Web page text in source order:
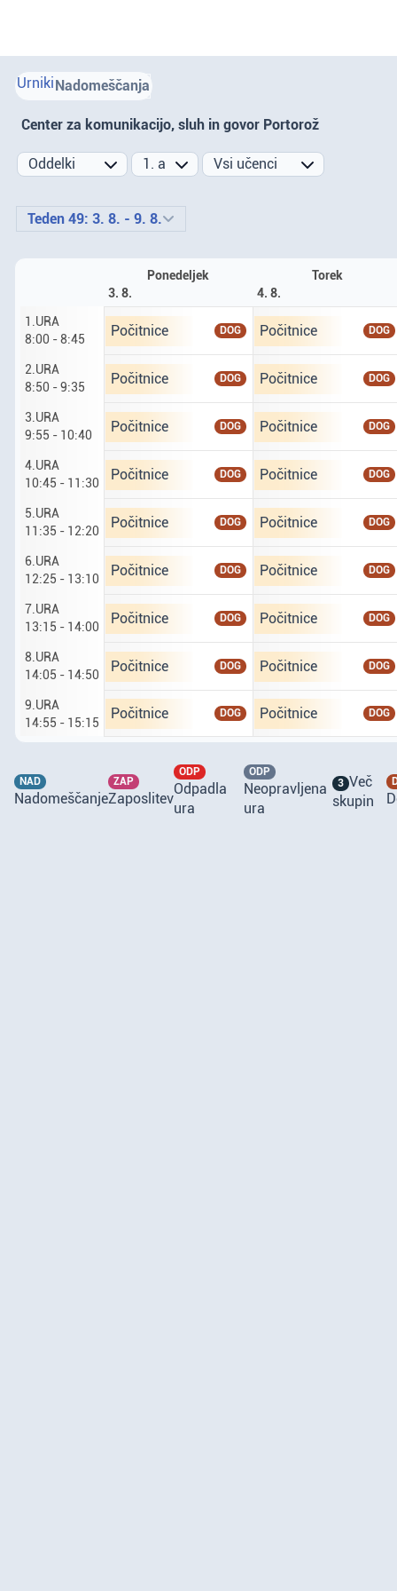
UrnikiNadomeščanja
Center za komunikacijo, sluh in govor Portorož
Prejšnji teden
Teden 49: 3. 8. - 9. 8.
Ponedeljek
3. 8.
Torek
4. 8.
1.URA
8:00 - 8:45
Ponedeljek tretji osmi. prva ura od 8 do 8 ur
Počitnice DOG Torek četrti osmi.
Počitnice DOG
2.URA
8:50 - 9:35
Ponedeljek tretji osmi. druga ura od 8 ur 50
Počitnice DOG Torek četrti osmi.
Počitnice DOG
3.URA
9:55 - 10:40
Ponedeljek tretji osmi. tretja ura od 9 ur 55
Počitnice DOG Torek četrti osmi.
Počitnice DOG
4.URA
10:45 - 11:30
Ponedeljek tretji osmi. četrta ura od 10 ur 45
Počitnice DOG Torek četrti osmi.
Počitnice DOG
5.URA
11:35 - 12:20
Ponedeljek tretji osmi. peta ura od 11 ur 35
Počitnice DOG Torek četrti osmi.
Počitnice DOG
6.URA
12:25 - 13:10
Ponedeljek tretji osmi. šesta ura od 12 ur 25
Počitnice DOG Torek četrti osmi.
Počitnice DOG
7.URA
13:15 - 14:00
Ponedeljek tretji osmi. sedma ura od 13 ur
Počitnice DOG Torek četrti osmi.
Počitnice DOG
8.URA
14:05 - 14:50
Ponedeljek tretji osmi. osma ura od 14 ur 5
Počitnice DOG Torek četrti osmi.
Počitnice DOG
9.URA
14:55 - 15:15
Ponedeljek tretji osmi. deveta ura od 14 ur
Počitnice DOG Torek četrti osmi.
Počitnice DOG
NAD
Nadomeščanje
ZAP
Zaposlitev
ODP
Odpadla
ura
ODP
Neopravljena
ura
3 Več
skupin